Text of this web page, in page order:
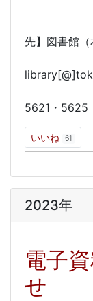
【
先】図書館（
メ
5621・5625
いいね 61
2023年
電子
せ